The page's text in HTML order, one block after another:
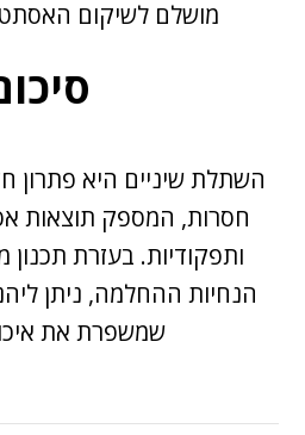
מושלם לשיקום האסתטי
השתלת שיניים היא פתרון
חסרות, המספק תוצאות
ותפקודיות. בעזרת תכנון
הנחיות ההחלמה, ניתן
שמשפרת את